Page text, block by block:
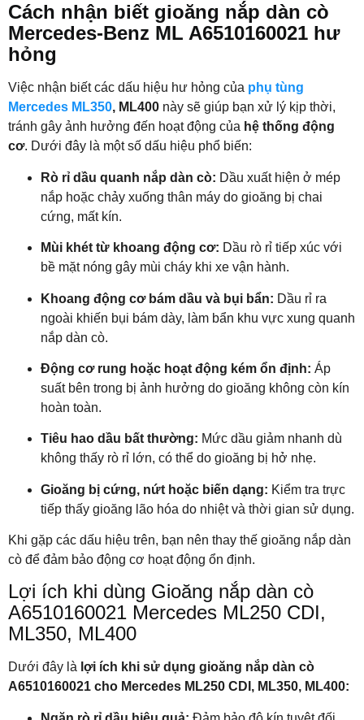
Cách nhận biết gioăng nắp dàn cò
Mercedes-Benz ML A6510160021 hư
hỏng
Việc nhận biết các dấu hiệu hư hỏng của phụ tùng
Mercedes ML350, ML400 này sẽ giúp bạn xử lý kịp thời,
tránh gây ảnh hưởng đến hoạt động của hệ thống động
cơ. Dưới đây là một số dấu hiệu phổ biến:
Rò rỉ dầu quanh nắp dàn cò: Dầu xuất hiện ở mép
nắp hoặc chảy xuống thân máy do gioăng bị chai
cứng, mất kín.
Mùi khét từ khoang động cơ: Dầu rò rỉ tiếp xúc với
bề mặt nóng gây mùi cháy khi xe vận hành.
Khoang động cơ bám dầu và bụi bẩn: Dầu rỉ ra
ngoài khiến bụi bám dày, làm bẩn khu vực xung quanh
nắp dàn cò.
Động cơ rung hoặc hoạt động kém ổn định: Áp
suất bên trong bị ảnh hưởng do gioăng không còn kín
hoàn toàn.
Tiêu hao dầu bất thường: Mức dầu giảm nhanh dù
không thấy rò rỉ lớn, có thể do gioăng bị hở nhẹ.
Gioăng bị cứng, nứt hoặc biến dạng: Kiểm tra trực
tiếp thấy gioăng lão hóa do nhiệt và thời gian sử dụng.
Khi gặp các dấu hiệu trên, bạn nên thay thế gioăng nắp dàn
cò để đảm bảo động cơ hoạt động ổn định.
Lợi ích khi dùng Gioăng nắp dàn cò
A6510160021 Mercedes ML250 CDI,
ML350, ML400
Dưới đây là lợi ích khi sử dụng gioăng nắp dàn cò
A6510160021 cho Mercedes ML250 CDI, ML350, ML400: